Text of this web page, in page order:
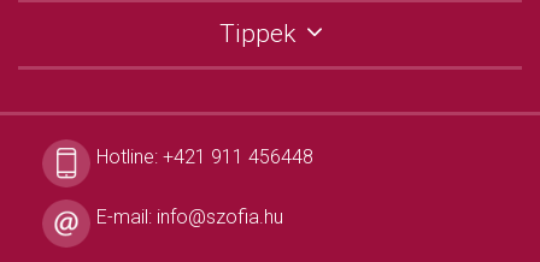
Tippek
Hotline: +421 911 456448
E-mail: info@szofia.hu